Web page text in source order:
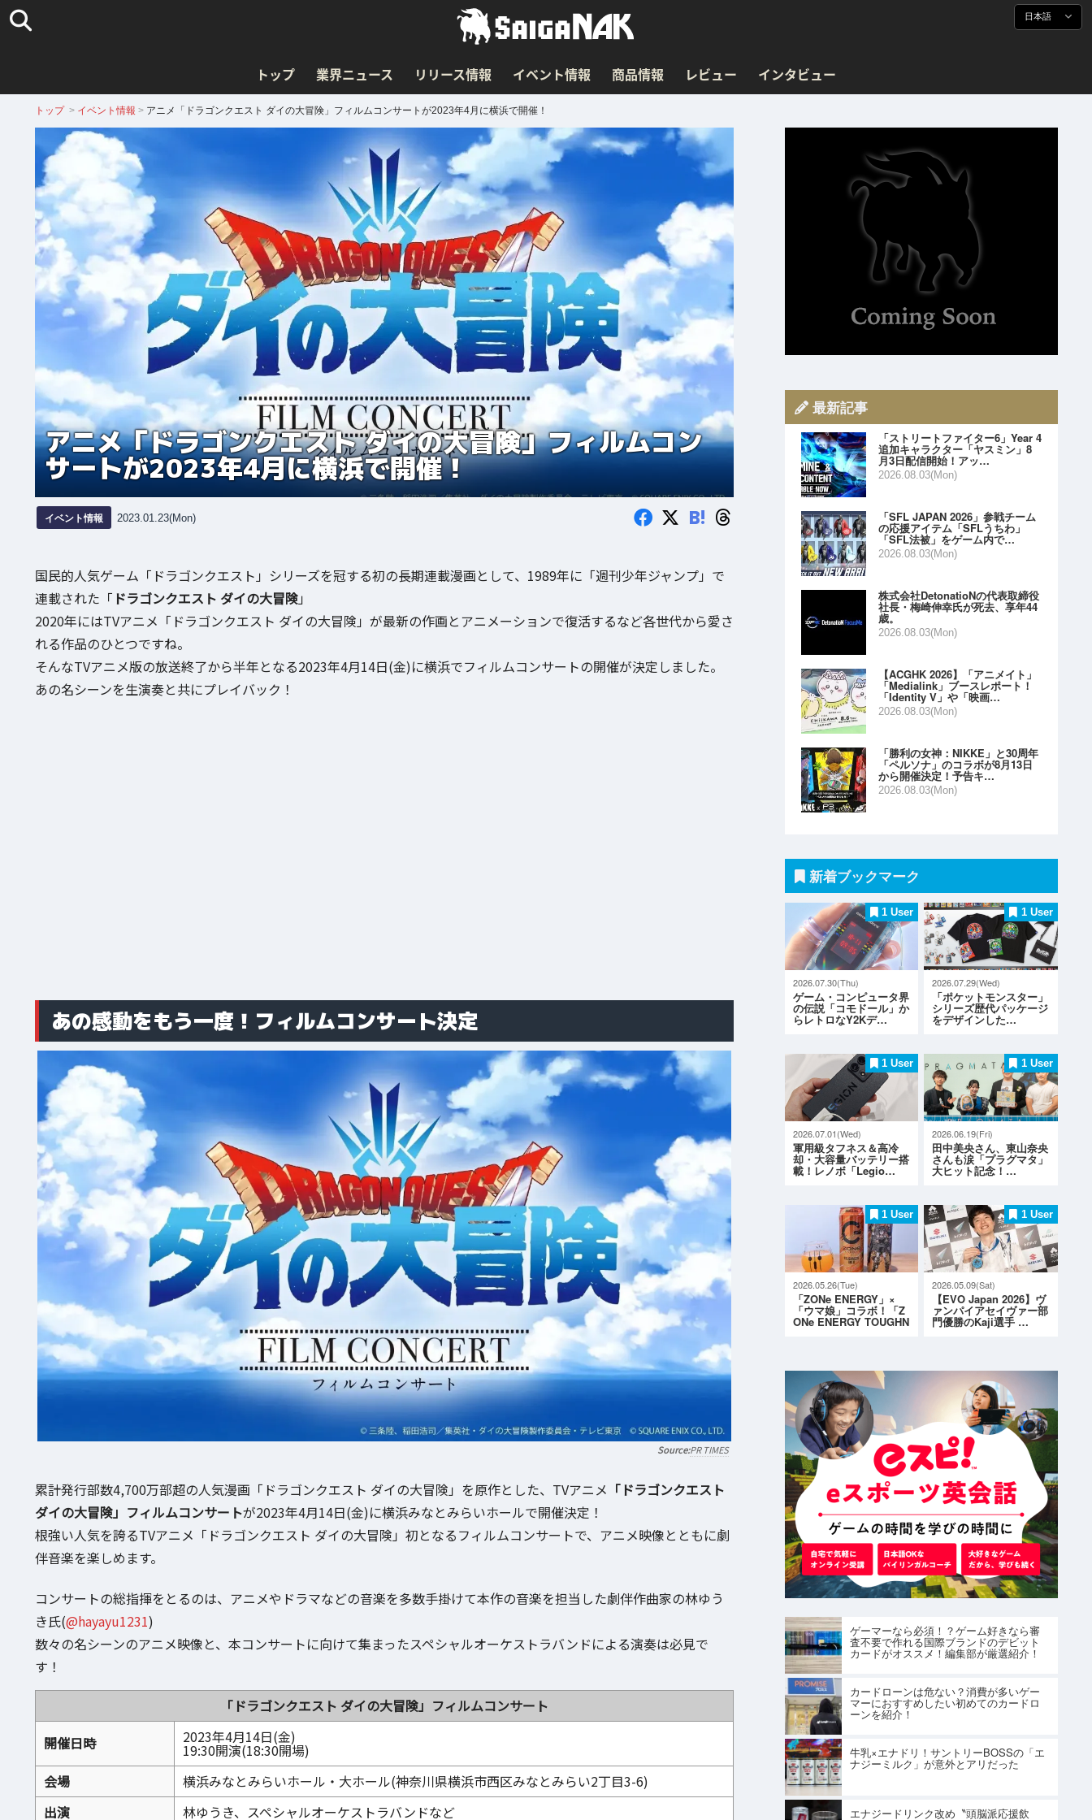
日本語
トップ 業界ニュース リリース情報 イベント情報 商品情報 レビュー インタビュー
トップ > イベント情報 > アニメ「ドラゴンクエスト ダイの大冒険」フィルムコンサートが2023年4月に横浜で開催！
アニメ「ドラゴンクエスト ダイの大冒険」フィルムコン
サートが2023年4月に横浜で開催！
イベント情報 2023.01.23(Mon) B!
国民的人気ゲーム「ドラゴンクエスト」シリーズを冠する初の長期連載漫画として、1989年に「週刊少年ジャンプ」で
連載された「 ドラゴンクエスト ダイの大冒険」
2020年にはTVアニメ「ドラゴンクエスト ダイの大冒険」が最新の作画とアニメーションで復活するなど各世代から愛さ
れる作品のひとつですね。
そんなTVアニメ版の放送終了から半年となる2023年4月14日(金)に横浜でフィルムコンサートの開催が決定しました。
あの名シーンを生演奏と共にプレイバック！
あの感動をもう一度！フィルムコンサート決定
PR TIMES
累計発行部数4,700万部超の人気漫画「ドラゴンクエスト ダイの大冒険」を原作とした、TVアニメ 「ドラゴンクエスト
ダイの大冒険」フィルムコンサートが2023年4月14日(金)に横浜みなとみらいホールで開催決定！
根強い人気を誇るTVアニメ「ドラゴンクエスト ダイの大冒険」初となるフィルムコンサートで、アニメ映像とともに劇
伴音楽を楽しめます。
コンサートの総指揮をとるのは、アニメやドラマなどの音楽を多数手掛けて本作の音楽を担当した劇伴作曲家の林ゆう
き氏(@hayayu1231)
数々の名シーンのアニメ映像と、本コンサートに向けて集まったスペシャルオーケストラバンドによる演奏は必見で
す！
「ドラゴンクエスト ダイの大冒険」フィルムコンサート
開催日時
2023年4月14日(金)
19:30開演(18:30開場)
会場
横浜みなとみらいホール・大ホール(神奈川県横浜市西区みなとみらい2丁目3-6)
出演
林ゆうき、スペシャルオーケストラバンドなど
最新記事
「ストリートファイター6」Year 4
追加キャラクター「ヤスミン」8
月3日配信開始！アッ…
2026.08.03(Mon)
「SFL JAPAN 2026」参戦チーム
の応援アイテム「SFLうちわ」
「SFL法被」をゲーム内で…
2026.08.03(Mon)
株式会社DetonatioNの代表取締役
社長・梅崎伸幸氏が死去、享年44
歳。
2026.08.03(Mon)
【ACGHK 2026】「アニメイト」
「Medialink」ブースレポート！
「Identity V」や「映画…
2026.08.03(Mon)
「勝利の女神：NIKKE」と30周年
「ペルソナ」のコラボが8月13日
から開催決定！予告キ…
2026.08.03(Mon)
新着ブックマーク
1 User
2026.07.30(Thu)
ゲーム・コンピュータ界
の伝説「コモドール」か
らレトロなY2Kデ…
1 User
2026.07.29(Wed)
「ポケットモンスター」
シリーズ歴代パッケージ
をデザインした…
1 User
2026.07.01(Wed)
軍用級タフネス＆高冷
却・大容量バッテリー搭
載！レノボ「Legio…
1 User
2026.06.19(Fri)
田中美央さん、東山奈央
さんも涙「プラグマタ」
大ヒット記念！…
1 User
2026.05.26(Tue)
「ZONe ENERGY」×
「ウマ娘」コラボ！「Z
ONe ENERGY TOUGHN
1 User
2026.05.09(Sat)
【EVO Japan 2026】ヴ
ァンパイアセイヴァー部
門優勝のKaji選手 …
ゲーマーなら必須！？ゲーム好きなら審
査不要で作れる国際ブランドのデビット
カードがオススメ！編集部が厳選紹介！
カードローンは危ない？消費が多いゲー
マーにおすすめしたい初めてのカードロ
ーンを紹介！
牛乳×エナドリ！サントリーBOSSの「エ
ナジーミルク」が意外とアリだった
エナジードリンク改め〝頭脳派応援飲